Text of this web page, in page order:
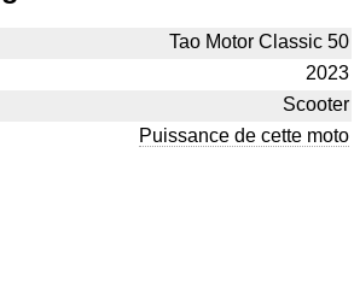
Tao Motor Classic 50
2023
Scooter
Puissance de cette moto